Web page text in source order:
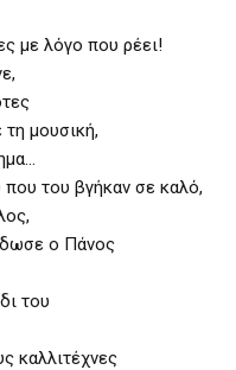
με λόγο που ρέει!
τη μουσική,
του βγήκαν σε καλό,
ο Πάνος
του
καλλιτέχνες